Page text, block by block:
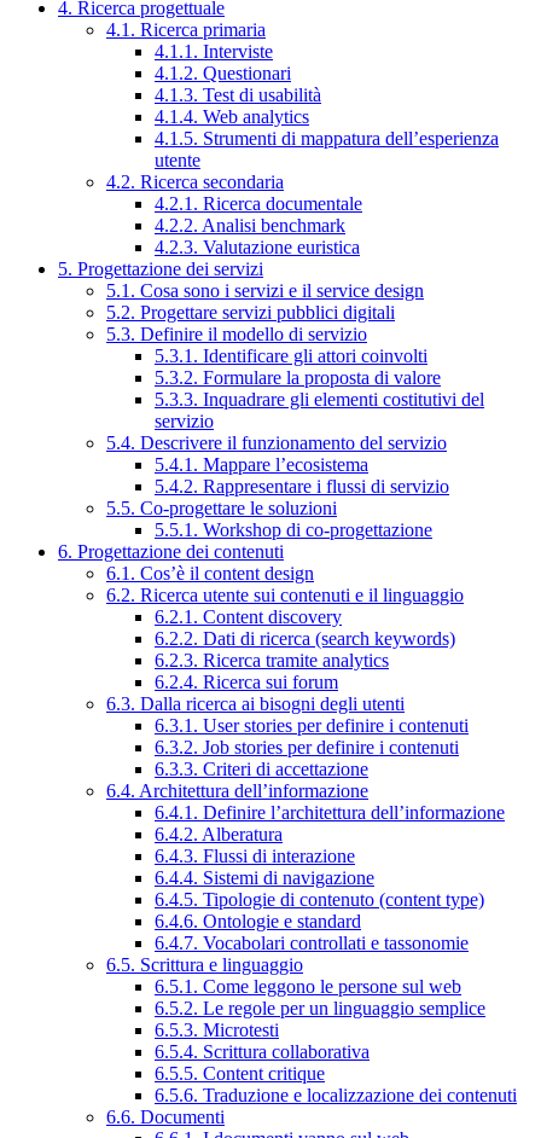
4. Ricerca progettuale
4.1. Ricerca primaria
4.1.1. Interviste
4.1.2. Questionari
4.1.3. Test di usabilità
4.1.4. Web analytics
4.1.5. Strumenti di mappatura dell’esperienza
utente
4.2. Ricerca secondaria
4.2.1. Ricerca documentale
4.2.2. Analisi benchmark
4.2.3. Valutazione euristica
5. Progettazione dei servizi
5.1. Cosa sono i servizi e il service design
5.2. Progettare servizi pubblici digitali
5.3. Definire il modello di servizio
5.3.1. Identificare gli attori coinvolti
5.3.2. Formulare la proposta di valore
5.3.3. Inquadrare gli elementi costitutivi del
servizio
5.4. Descrivere il funzionamento del servizio
5.4.1. Mappare l’ecosistema
5.4.2. Rappresentare i flussi di servizio
5.5. Co-progettare le soluzioni
5.5.1. Workshop di co-progettazione
6. Progettazione dei contenuti
6.1. Cos’è il content design
6.2. Ricerca utente sui contenuti e il linguaggio
6.2.1. Content discovery
6.2.2. Dati di ricerca (search keywords)
6.2.3. Ricerca tramite analytics
6.2.4. Ricerca sui forum
6.3. Dalla ricerca ai bisogni degli utenti
6.3.1. User stories per definire i contenuti
6.3.2. Job stories per definire i contenuti
6.3.3. Criteri di accettazione
6.4. Architettura dell’informazione
6.4.1. Definire l’architettura dell’informazione
6.4.2. Alberatura
6.4.3. Flussi di interazione
6.4.4. Sistemi di navigazione
6.4.5. Tipologie di contenuto (content type)
6.4.6. Ontologie e standard
6.4.7. Vocabolari controllati e tassonomie
6.5. Scrittura e linguaggio
6.5.1. Come leggono le persone sul web
6.5.2. Le regole per un linguaggio semplice
6.5.3. Microtesti
6.5.4. Scrittura collaborativa
6.5.5. Content critique
6.5.6. Traduzione e localizzazione dei contenuti
6.6. Documenti